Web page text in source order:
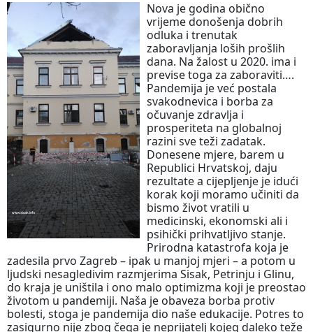
Nova je godina obično
vrijeme donošenja dobrih
odluka i trenutak
zaboravljanja loših prošlih
dana. Na žalost u 2020. ima i
previse toga za zaboraviti….
Pandemija je već postala
svakodnevica i borba za
očuvanje zdravlja i
prosperiteta na globalnoj
razini sve teži zadatak.
Donesene mjere, barem u
Republici Hrvatskoj, daju
rezultate a cijepljenje je idući
korak koji moramo učiniti da
bismo život vratili u
medicinski, ekonomski ali i
psihički prihvatljivo stanje.
Prirodna katastrofa koja je
zadesila prvo Zagreb – ipak u manjoj mjeri – a potom u
ljudski nesagledivim razmjerima Sisak, Petrinju i Glinu,
do kraja je uništila i ono malo optimizma koji je preostao
životom u pandemiji. Naša je obaveza borba protiv
bolesti, stoga je pandemija dio naše edukacije. Potres to
zasigurno nije zbog čega je neprijatelj kojeg daleko teže